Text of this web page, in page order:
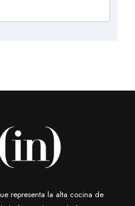
representa la alta cocina de
la figura de sus chefs.
de forma coordinada, dentro y